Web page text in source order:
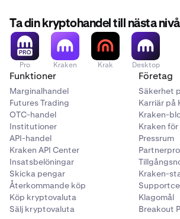
Ta din kryptohandel till nästa
Pro Kraken Krak Desktop
Funktioner
Marginalhandel
Futures Trading
OTC-handel
Institutioner
API-handel
Kraken API Center
Insatsbelöningar
Skicka pengar
Återkommande köp
Köp kryptovaluta
Sälj kryptovaluta
Företag
Säkerhet
Karriär på
Kraken-
Kraken
Pressrum
Kraken-
Klagomål
Breakout